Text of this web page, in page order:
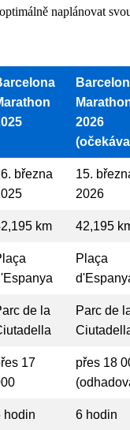
naplánovat
2026
března
15.
2026
km 42,195
Plaça
de la
Parc de
17
přes 18
hodin 6 hodin